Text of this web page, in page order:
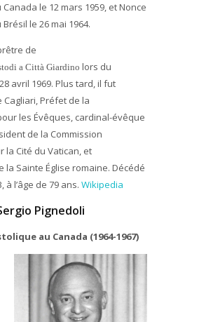
le 12 mars 1959, et Nonce
le 26 mai 1964.
de
a Città Giardino lors du
avril 1969. Plus tard, il fut
Préfet de la
les Évêques, cardinal-évêque
de la Commission
la Cité du Vatican, et
la Sainte Église romaine. Décédé
à l’âge de 79 ans. Wikipedia
Pignedoli
au Canada (1964-1967)